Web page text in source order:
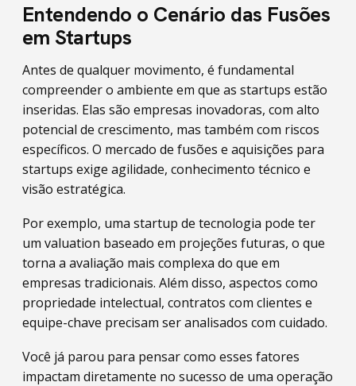
Entendendo o Cenário das Fusões
em Startups
Antes de qualquer movimento, é fundamental
compreender o ambiente em que as startups estão
inseridas. Elas são empresas inovadoras, com alto
potencial de crescimento, mas também com riscos
específicos. O mercado de fusões e aquisições para
startups exige agilidade, conhecimento técnico e
visão estratégica.
Por exemplo, uma startup de tecnologia pode ter
um valuation baseado em projeções futuras, o que
torna a avaliação mais complexa do que em
empresas tradicionais. Além disso, aspectos como
propriedade intelectual, contratos com clientes e
equipe-chave precisam ser analisados com cuidado.
Você já parou para pensar como esses fatores
impactam diretamente no sucesso de uma operação